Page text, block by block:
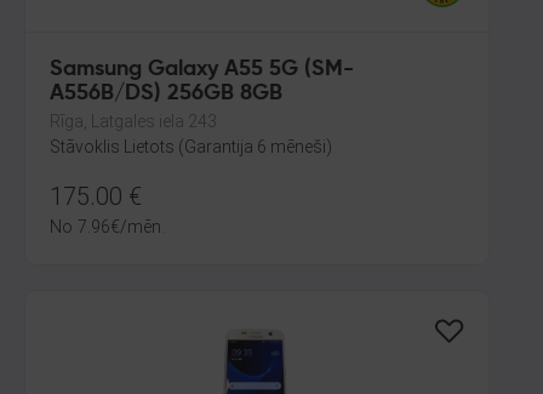
Samsung Galaxy A55 5G (SM-
A556B/DS) 256GB 8GB
Rīga, Latgales iela 243
Stāvoklis Lietots (Garantija 6 mēneši)
175.00 €
No 7.96€/mēn.